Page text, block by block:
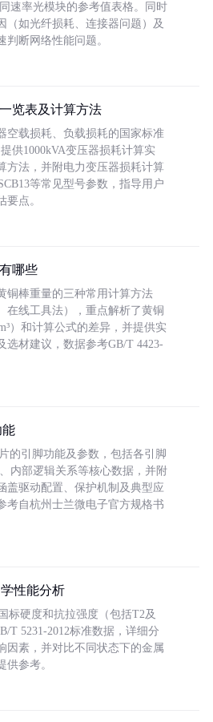
速率光模块的参考值表格。同时
（如光纤损耗、连接器问题）及
断网络性能问题。
览表及计算方法
空载损耗、负载损耗的国家标准
提供1000kVA变压器损耗计算实
方法，并附电力变压器损耗计算
等常见型号参数，指导用户
要点。
哪些
铜棒重量的三种常用计算方法
在线工具法），重点解析了黄铜
）和计算公式的差异，并提供实
选材建议，数据参考GB/T 4423-
能
的引脚功能及参数，包括各引脚
内部逻辑关系等核心数据，并附
盖驱动配置、保护机制及典型应
考自杭州士兰微电子官方规格书
性能分析
标硬度和抗拉强度（包括T2及
T 5231-2012标准数据，详细分
因素，并对比不同状态下的金属
供参考。